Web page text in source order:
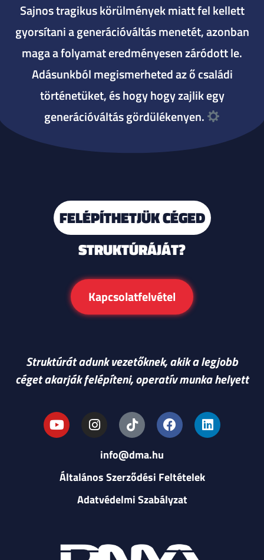
Sajnos tragikus körülmények miatt fel kellett
gyorsítani a generációváltás menetét, azonban
maga a folyamat eredményesen záródott le.
Adásunkból megismerheted az ő családi
történetüket, és hogy hogy zajlik egy
generációváltás gördülékenyen.
FELÉPÍTHETJÜK CÉGED
STRUKTÚRÁJÁT?
Kapcsolatfelvétel
Struktúrát adunk vezetőknek, akik a legjobb
céget akarják felépíteni, operatív munka helyett
info@dma.hu
Általános Szerződési Feltételek
Adatvédelmi Szabályzat